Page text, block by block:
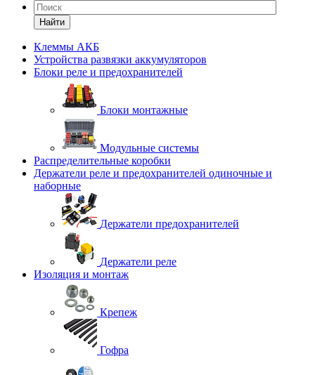
Найти
Клеммы АКБ
Устройства развязки аккумуляторов
Блоки реле и предохранителей
Блоки монтажные
Модульные системы
Распределительные коробки
Держатели реле и предохранителей одиночные и
наборные
Держатели предохранителей
Держатели реле
Изоляция и монтаж
Крепеж
Гофра